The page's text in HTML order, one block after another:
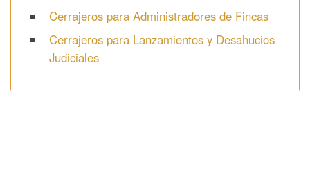
Cerrajeros para Administradores de Fincas
Cerrajeros para Lanzamientos y Desahucios
Judiciales